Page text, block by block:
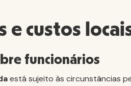
e custos
funcionários
está sujeito às circunstâncias